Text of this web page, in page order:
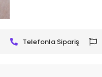
Telefonla Sipariş